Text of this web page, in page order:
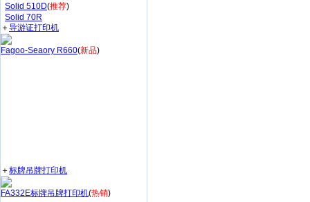
Solid 510D(推荐)
Solid 70R
＋导游证打印机
Fagoo-Seaory R660(新品)
＋标牌吊牌打印机
FA332E标牌吊牌打印机(热销)